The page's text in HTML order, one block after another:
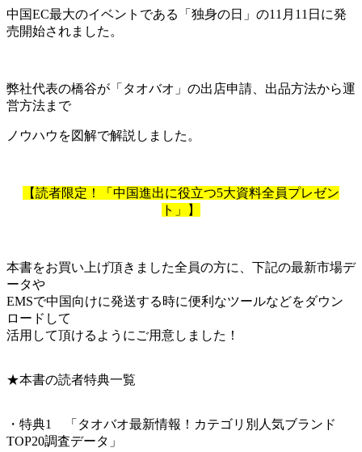
中国EC最大のイベントである「独身の日」の11月11日に発
売開始されました。
弊社代表の橋谷が「タオバオ」の出店申請、出品方法から運
営方法まで
ノウハウを図解で解説しました。
【読者限定！「中国進出に役立つ5大資料全員プレゼン
ト」】
本書をお買い上げ頂きました全員の方に、下記の最新市場デ
ータや
EMSで中国向けに発送する時に便利なツールなどをダウン
ロードして
活用して頂けるようにご用意しました！
★本書の読者特典一覧
・特典1 「タオバオ最新情報！カテゴリ別人気ブランド
TOP20調査データ」